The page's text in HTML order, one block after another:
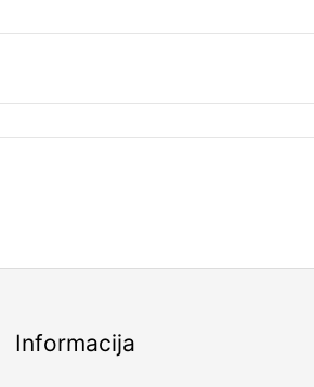
Informacija